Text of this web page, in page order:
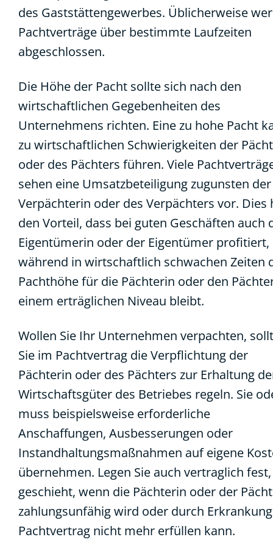
des Gaststättengewerbes. Üblicherweise
Pachtverträge über bestimmte Laufzeiten
abgeschlossen.
Die Höhe der Pacht sollte sich nach den
wirtschaftlichen Gegebenheiten des
Unternehmens richten. Eine zu hohe Pacht
zu wirtschaftlichen Schwierigkeiten der
oder des Pächters führen. Viele
sehen eine Umsatzbeteiligung zugunsten der
Verpächterin oder des Verpächters vor. Dies
den Vorteil, dass bei guten Geschäften auch
Eigentümerin oder der Eigentümer profitiert,
während in wirtschaftlich schwachen Zeiten
Pachthöhe für die Pächterin oder den
einem erträglichen Niveau bleibt.
Wollen Sie Ihr Unternehmen verpachten,
Sie im Pachtvertrag die Verpflichtung der
Pächterin oder des Pächters zur Erhaltung
Wirtschaftsgüter des Betriebes regeln. Sie
muss beispielsweise erforderliche
Anschaffungen, Ausbesserungen oder
Instandhaltungsmaßnahmen auf eigene
übernehmen. Legen Sie auch vertraglich
geschieht, wenn die Pächterin oder der
zahlungsunfähig wird oder durch
Pachtvertrag nicht mehr erfüllen kann.